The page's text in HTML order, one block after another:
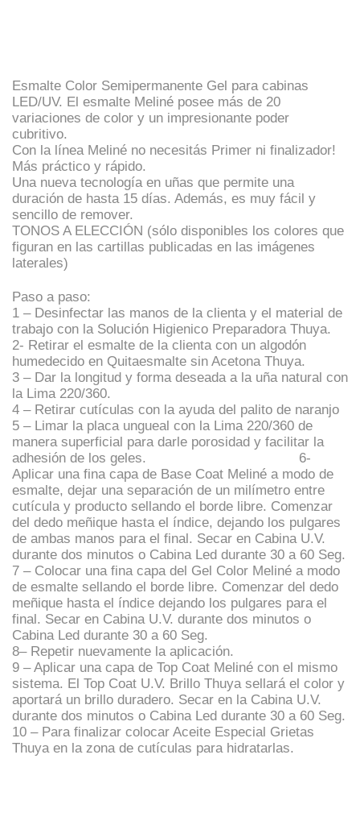
Esmalte Color Semipermanente Gel para cabinas
LED/UV. El esmalte Meliné posee más de 20
variaciones de color y un impresionante poder
cubritivo.
Con la línea Meliné no necesitás Primer ni finalizador!
Más práctico y rápido.
Una nueva tecnología en uñas que permite una
duración de hasta 15 días. Además, es muy fácil y
sencillo de remover.
TONOS A ELECCIÓN (sólo disponibles los colores que
figuran en las cartillas publicadas en las imágenes
laterales)
Paso a paso:
1 – Desinfectar las manos de la clienta y el material de
trabajo con la Solución Higienico Preparadora Thuya.
2- Retirar el esmalte de la clienta con un algodón
humedecido en Quitaesmalte sin Acetona Thuya.
3 – Dar la longitud y forma deseada a la uña natural con
la Lima 220/360.
4 – Retirar cutículas con la ayuda del palito de naranjo
5 – Limar la placa ungueal con la Lima 220/360 de
manera superficial para darle porosidad y facilitar la
adhesión de los geles. 6-
Aplicar una fina capa de Base Coat Meliné a modo de
esmalte, dejar una separación de un milímetro entre
cutícula y producto sellando el borde libre. Comenzar
del dedo meñique hasta el índice, dejando los pulgares
de ambas manos para el final. Secar en Cabina U.V.
durante dos minutos o Cabina Led durante 30 a 60 Seg.
7 – Colocar una fina capa del Gel Color Meliné a modo
de esmalte sellando el borde libre. Comenzar del dedo
meñique hasta el índice dejando los pulgares para el
final. Secar en Cabina U.V. durante dos minutos o
Cabina Led durante 30 a 60 Seg.
8– Repetir nuevamente la aplicación.
9 – Aplicar una capa de Top Coat Meliné con el mismo
sistema. El Top Coat U.V. Brillo Thuya sellará el color y
aportará un brillo duradero. Secar en la Cabina U.V.
durante dos minutos o Cabina Led durante 30 a 60 Seg.
10 – Para finalizar colocar Aceite Especial Grietas
Thuya en la zona de cutículas para hidratarlas.